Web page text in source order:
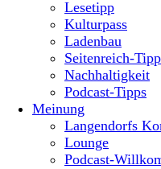
Lesetipp
Kulturpass
Ladenbau
Seitenreich-Tipp
Nachhaltigkeit
Podcast-Tipps
Meinung
Langendorfs
Lounge
Podcast-